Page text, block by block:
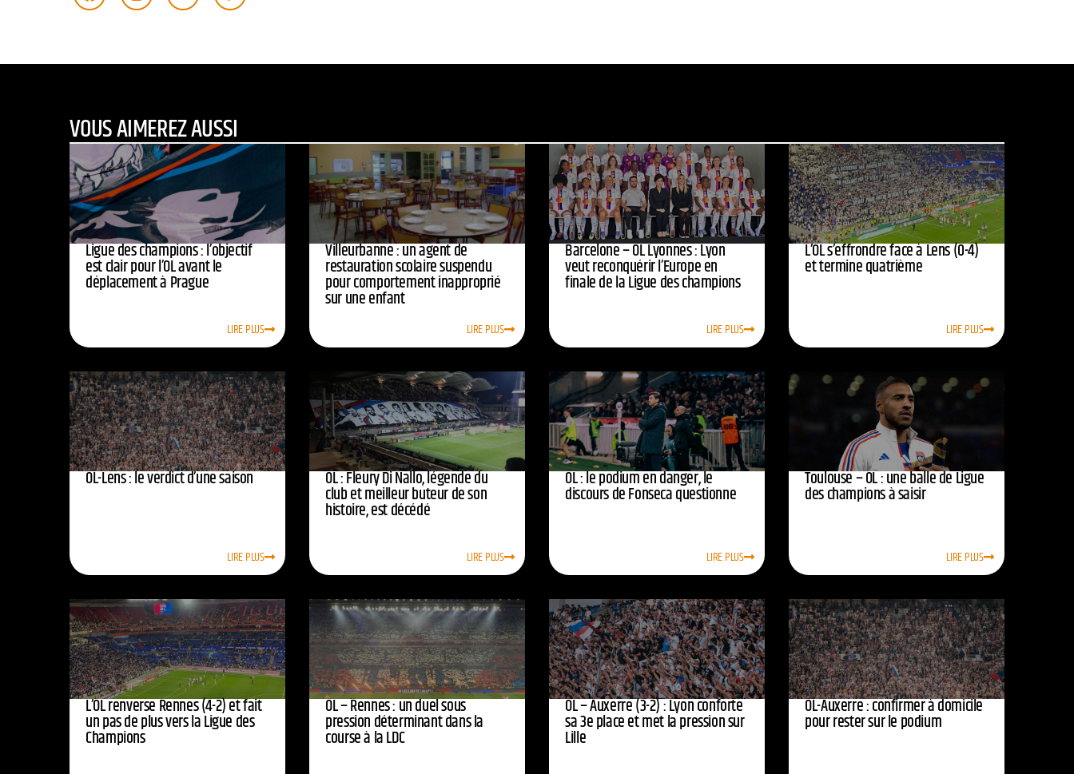
VOUS AIMEREZ AUSSI
Ligue des champions : l’objectif
est clair pour l’OL avant le
déplacement à Prague
LIRE PLUS
Villeurbanne : un agent de
restauration scolaire suspendu
pour comportement inapproprié
sur une enfant
LIRE PLUS
Barcelone – OL Lyonnes : Lyon
veut reconquérir l’Europe en
finale de la Ligue des champions
LIRE PLUS
L’OL s’effrondre face à Lens (0-4)
et termine quatrième
LIRE PLUS
OL-Lens : le verdict d’une saison
LIRE PLUS
OL : Fleury Di Nallo, légende du
club et meilleur buteur de son
histoire, est décédé
LIRE PLUS
OL : le podium en danger, le
discours de Fonseca questionne
LIRE PLUS
Toulouse – OL : une balle de Ligue
des champions à saisir
LIRE PLUS
L’OL renverse Rennes (4-2) et fait
un pas de plus vers la Ligue des
Champions
OL – Rennes : un duel sous
pression déterminant dans la
course à la LDC
OL – Auxerre (3-2) : Lyon conforte
sa 3e place et met la pression sur
Lille
OL-Auxerre : confirmer à domicile
pour rester sur le podium